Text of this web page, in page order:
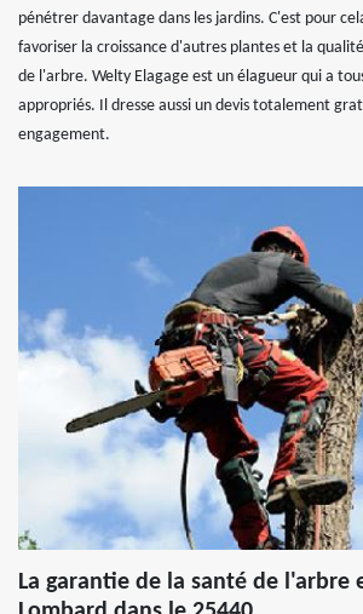
pénétrer davantage dans les jardins. C'est pour
favoriser la croissance d'autres plantes et la
de l'arbre. Welty Elagage est un élagueur qui a
appropriés. Il dresse aussi un devis totalement
engagement.
La garantie de la santé de l'arbre